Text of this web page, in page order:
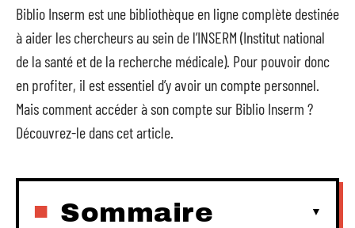
Biblio Inserm est une bibliothèque en ligne complète destinée
à aider les chercheurs au sein de l’INSERM (Institut national
de la santé et de la recherche médicale). Pour pouvoir donc
en profiter, il est essentiel d’y avoir un compte personnel.
Mais comment accéder à son compte sur Biblio Inserm ?
Découvrez-le dans cet article.
Sommaire